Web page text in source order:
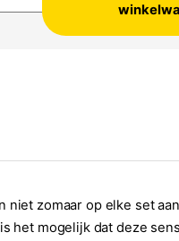
zomaar op elke set
het mogelijk dat deze